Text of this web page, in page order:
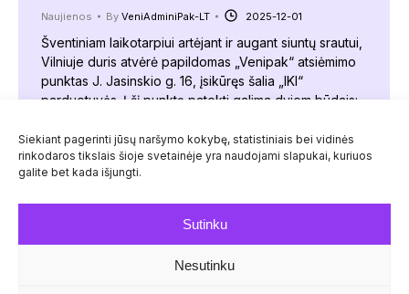
Siekiant pagerinti jūsų naršymo kokybę, statistiniais bei vidinės
rinkodaros tikslais šioje svetainėje yra naudojami slapukai, kuriuos
galite bet kada išjungti.
Sutinku
Nesutinku
Naujienos By VeniAdminiPak-LT 2025-12-01
Šventiniam laikotarpiui artėjant ir augant siuntų srautui,
Vilniuje duris atvėrė papildomas „Venipak“ atsiėmimo
punktas J. Jasinskio g. 16, įsikūręs šalia „IKI“
parduotuvės. Į šį punktą patekti galima dviem būdais:
kairėje pusėje; įėjus iš automobilių stovėjimo aikštelės
pro atskiras baltas duris su „Venipak“ atsiėmimo
punkto lipduku. Visą informaciją…